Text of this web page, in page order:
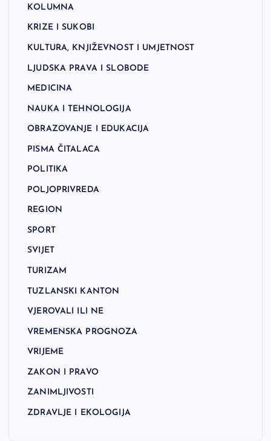
KOLUMNA
KRIZE I SUKOBI
KULTURA, KNJIŽEVNOST I UMJETNOST
LJUDSKA PRAVA I SLOBODE
MEDICINA
NAUKA I TEHNOLOGIJA
OBRAZOVANJE I EDUKACIJA
PISMA ČITALACA
POLITIKA
POLJOPRIVREDA
REGION
SPORT
SVIJET
TURIZAM
TUZLANSKI KANTON
VJEROVALI ILI NE
VREMENSKA PROGNOZA
VRIJEME
ZAKON I PRAVO
ZANIMLJIVOSTI
ZDRAVLJE I EKOLOGIJA